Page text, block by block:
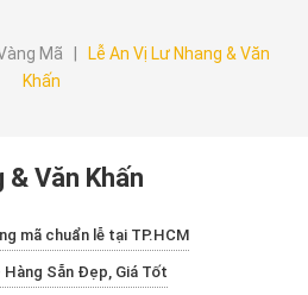
Mã
Lễ An Vị Lư Nhang & Văn
Khấn
& Văn Khấn
mã chuẩn lễ tại TP.HCM
Hàng Sẵn Đẹp, Giá Tốt